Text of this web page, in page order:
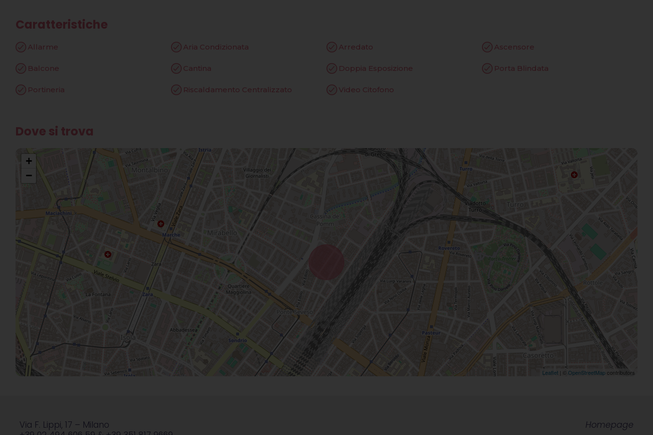
Caratteristiche
Allarme Aria Condizionata Arredato Ascensore
Balcone Cantina Doppia Esposizione Porta Blindata
Portineria Riscaldamento Centralizzato Video Citofono
Dove si trova
+
−
Leaflet | © OpenStreetMapcontributors
Via F. Lippi, 17 – Milano
Homepage